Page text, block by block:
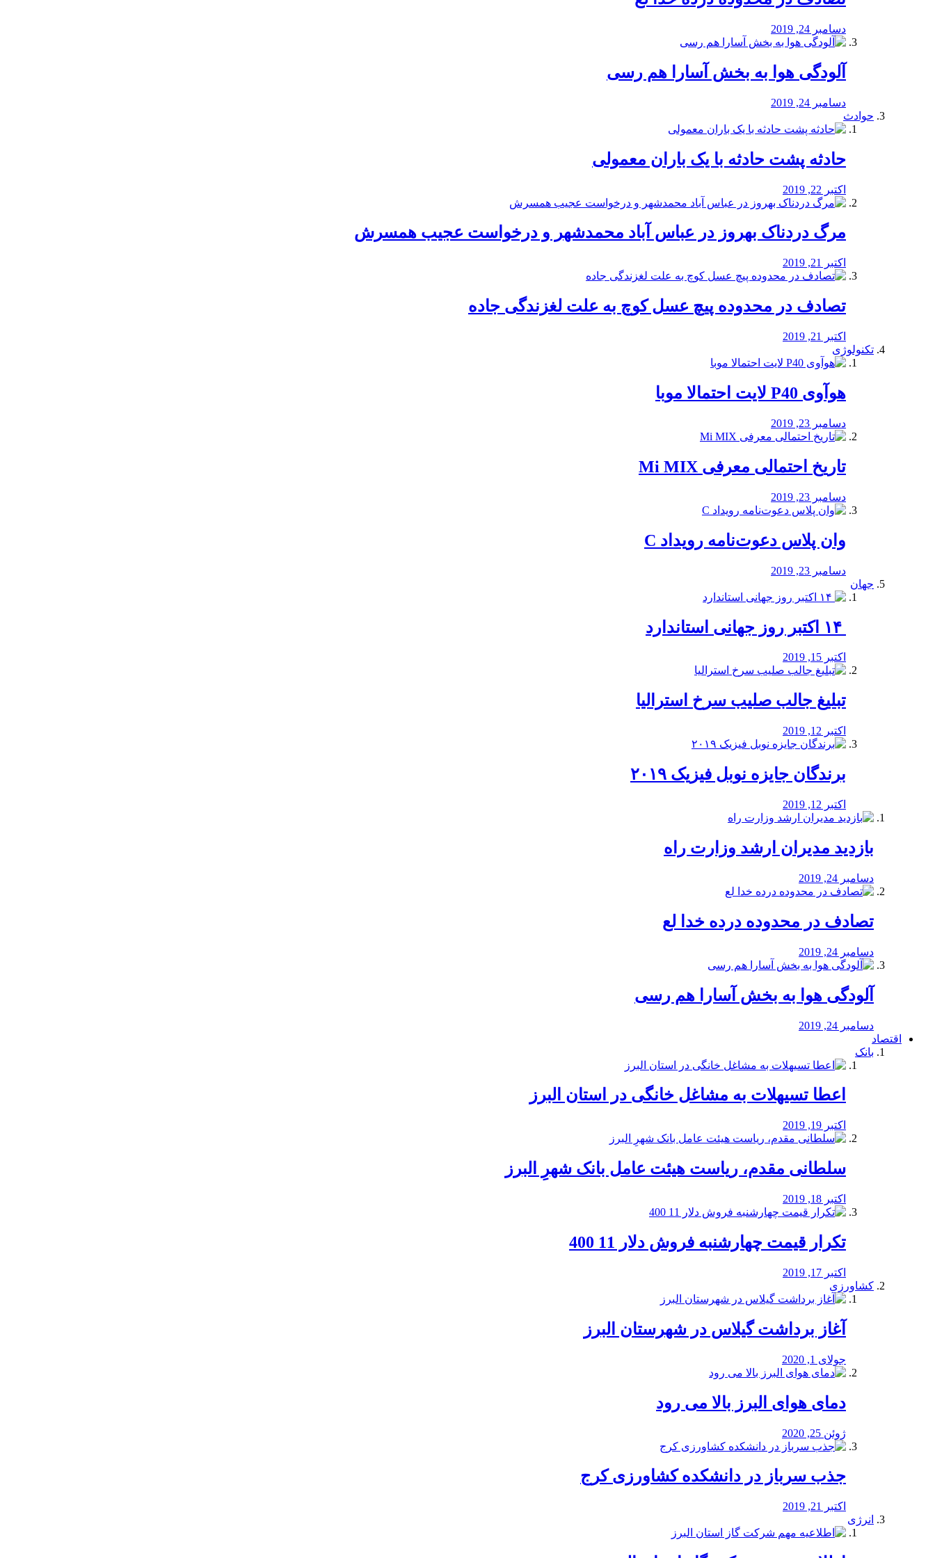
دسامبر 24, 2019
آلودگی هوا به بخش آسارا هم رسی
دسامبر 24, 2019
حوادث
️حادثه پشت حادثه با یک باران معمولی
اکتبر 22, 2019
مرگ دردناک بهروز در عباس آباد محمدشهر و درخواست عجیب همسرش
اکتبر 21, 2019
تصادف در محدوده پیچ عسل کوچ به علت لغزندگی جاده
اکتبر 21, 2019
تکنولوژی
هوآوی P40 لایت احتمالا موبا
دسامبر 23, 2019
تاریخ احتمالی معرفی Mi MIX
دسامبر 23, 2019
وان پلاس دعوت‌نامه رویداد C
دسامبر 23, 2019
جهان
اکتبر 15, 2019
تبلیغ جالب صلیب سرخ استرالیا
اکتبر 12, 2019
برندگان جایزه نوبل فیزیک ۲۰۱۹
اکتبر 12, 2019
بازدید مدیران ارشد وزارت راه
دسامبر 24, 2019
تصادف در محدوده درده خدا لع
دسامبر 24, 2019
آلودگی هوا به بخش آسارا هم رسی
دسامبر 24, 2019
اقتصاد
بانک
️اعطا تسیهلات به مشاغل خانگی در استان البرز
اکتبر 19, 2019
سلطانی مقدم، ریاست هیئت عامل بانک شهرِ البرز
اکتبر 18, 2019
تکرار قیمت چهارشنبه فروش دلار 11 400
اکتبر 17, 2019
کشاورزی
آغاز برداشت گیلاس در شهرستان البرز
جولای 1, 2020
دمای هوای البرز بالا می رود
ژوئن 25, 2020
جذب سرباز در دانشکده کشاورزی کرج
اکتبر 21, 2019
انرژی